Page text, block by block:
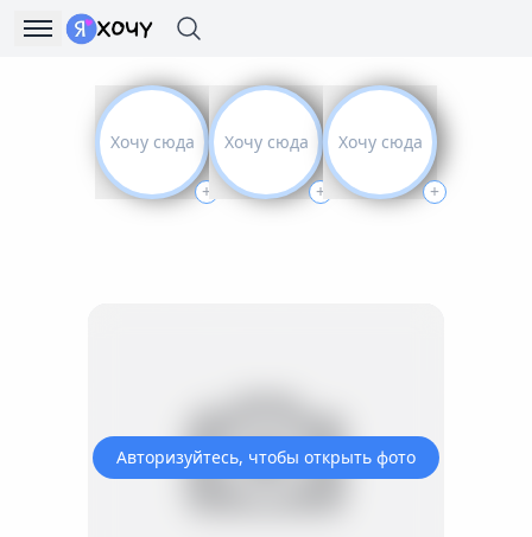
Хочу сюда
+
Хочу сюда
+
Хочу сюда
+
Авторизуйтесь, чтобы открыть фото